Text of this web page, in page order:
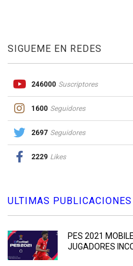
SIGUEME EN REDES
246000 Suscriptores
1600 Seguidores
2697 Seguidores
2229 Likes
ULTIMAS PUBLICACIONES
PES 2021
JUGADORES